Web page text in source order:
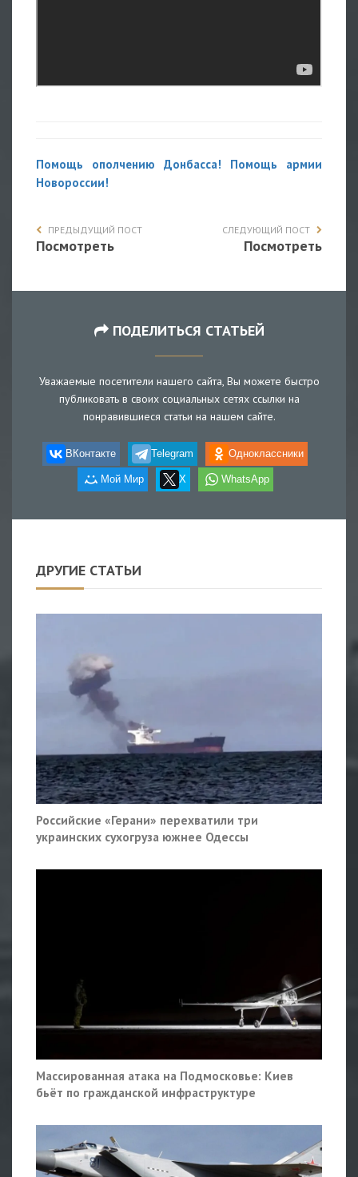
Помощь ополчению Донбасса! Помощь армии
Новороссии!
ПРЕДЫДУЩИЙ ПОСТ
Посмотреть
СЛЕДУЮЩИЙ ПОСТ
Посмотреть
ПОДЕЛИТЬСЯ СТАТЬЕЙ
Уважаемые посетители нашего сайта, Вы можете быстро
публиковать в своих социальных сетях ссылки на
понравившиеся статьи на нашем сайте.
ВКонтакте Telegram Одноклассники
Мой Мир X WhatsApp
ДРУГИЕ СТАТЬИ
Российские «Герани» перехватили три
украинских сухогруза южнее Одессы
Массированная атака на Подмосковье: Киев
бьёт по гражданской инфраструктуре